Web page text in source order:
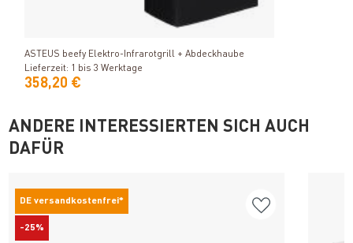
Produkt ansehen
ASTEUS beefy Elektro-Infrarotgrill + Abdeckhaube
Lieferzeit: 1 bis 3 Werktage
358,20 €
ANDERE INTERESSIERTEN SICH AUCH
DAFÜR
DE versandkostenfrei*
-25%